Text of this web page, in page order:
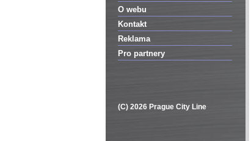
O webu
Kontakt
Reklama
Pro partnery
(C) 2026 Prague City Line